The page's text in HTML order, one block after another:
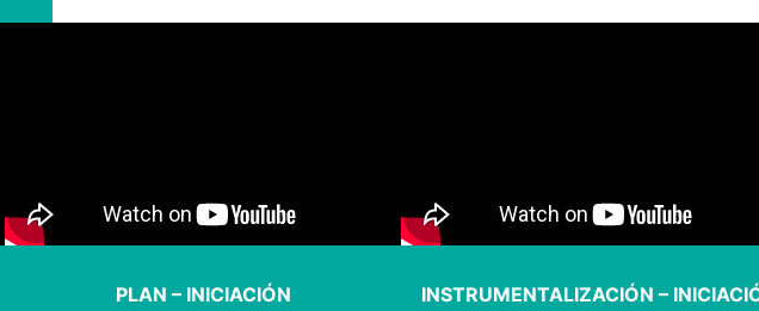
PLAN – INICIACIÓN INSTRUMENTALIZACIÓN –